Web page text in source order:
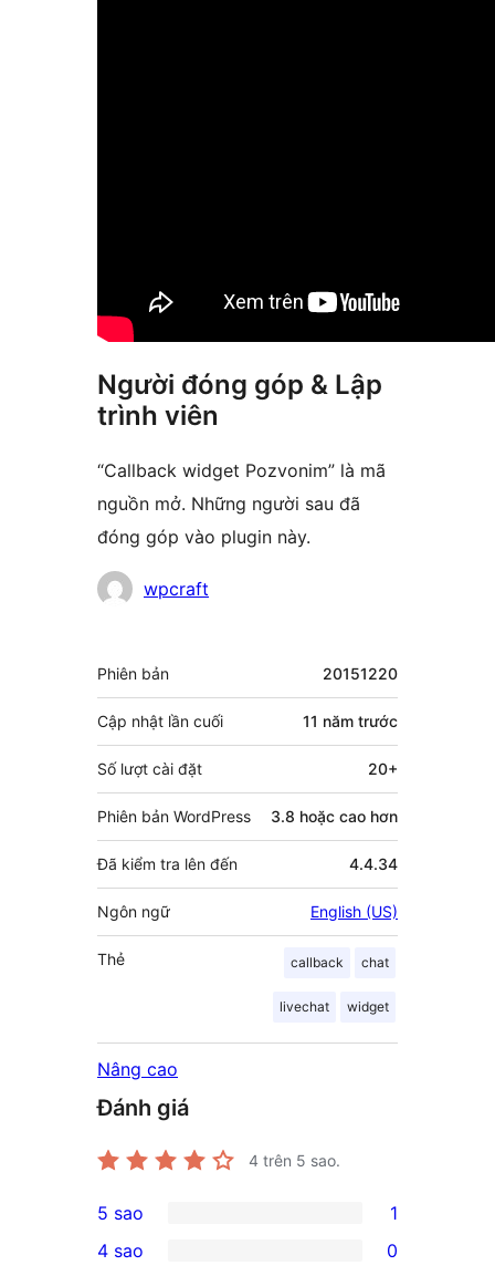
Người đóng góp & Lập
trình viên
“Callback widget Pozvonim” là mã
nguồn mở. Những người sau đã
đóng góp vào plugin này.
Những
góp
wpcraft
Meta
Phiên bản 20151220
Cập nhật lần cuối 11 năm trước
Số lượt cài đặt 20+
Phiên bản WordPress 3.8 hoặc cao hơn
Đã kiểm tra lên đến 4.4.34
Ngôn ngữ English (US)
Thẻ callback chat
livechat widget
Nâng cao
Đánh giá
4 trên 5 sao.
1
5-
5 sao 1
4 sao 0